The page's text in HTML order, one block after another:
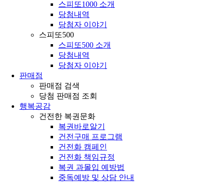
스피또1000 소개
당첨내역
당첨자 이야기
스피또500
스피또500 소개
당첨내역
당첨자 이야기
판매점
판매점 검색
당첨 판매점 조회
행복공감
건전한 복권문화
복권바로알기
건전구매 프로그램
건전화 캠페인
건전화 책임규정
복권 과몰입 예방법
중독예방 및 상담 안내